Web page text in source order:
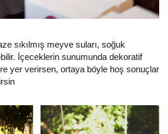
sıkılmış meyve suları, soğuk
İçeceklerin sunumunda dekoratif
yer verirsen, ortaya böyle hoş sonuçlar